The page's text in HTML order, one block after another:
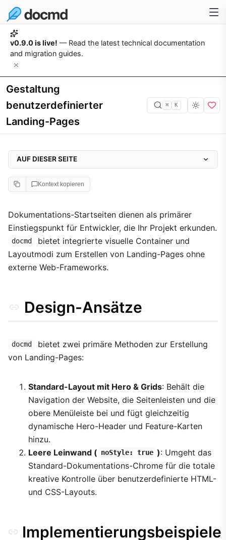
v0.9.0 is live! — Read the latest technical documentation
and migration guides.
Gestaltung
benutzerdefinierter
Landing-Pages
⌘ K
Kontext kopieren
Dokumentations-Startseiten dienen als primärer
Einstiegspunkt für Entwickler, die Ihr Projekt erkunden.
docmd
bietet integrierte visuelle Container und
Layoutmodi zum Erstellen von Landing-Pages ohne
externe Web-Frameworks.
Design-Ansätze
docmd
bietet zwei primäre Methoden zur Erstellung
von Landing-Pages:
Standard-Layout mit Hero & Grids: Behält die
Navigation der Website, die Seitenleisten und die
obere Menüleiste bei und fügt gleichzeitig
dynamische Hero-Header und Feature-Karten
hinzu.
Leere Leinwand ( noStyle: true ): Umgeht das
Standard-Dokumentations-Chrome für die totale
kreative Kontrolle über benutzerdefinierte HTML-
und CSS-Layouts.
Implementierungsbeispiele
AUF DIESER SEITE
Design-Ansätze
Implementierungsbeispiele
1. Hero-Header-Container
2. Feature-Navigation mit Grids
3. Leere Leinwand mit noStyle